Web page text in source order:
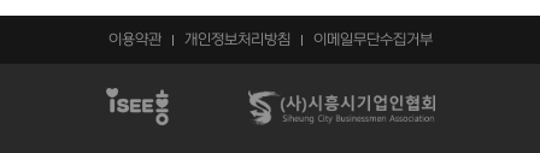
이용약관 개인정보처리방침 이메일무단수집거부